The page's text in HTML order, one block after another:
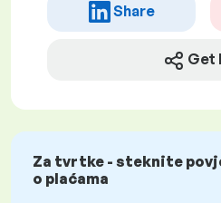
Share
Get
Za tvrtke - steknite
o plaćama